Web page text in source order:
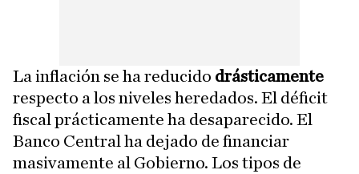
La inflación se ha reducido drásticamente
respecto a los niveles heredados. El déficit
fiscal prácticamente ha desaparecido. El
Banco Central ha dejado de financiar
masivamente al Gobierno. Los tipos de